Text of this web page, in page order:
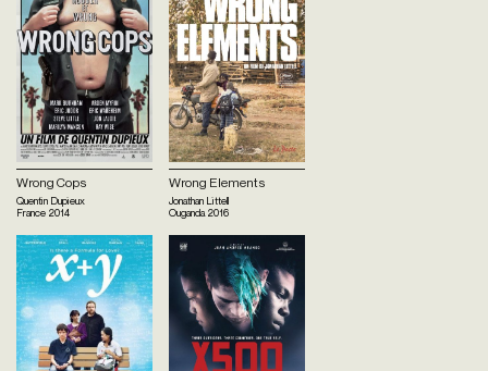
Wrong Cops
Quentin Dupieux
France 2014
Wrong Elements
Jonathan Littell
Ouganda 2016